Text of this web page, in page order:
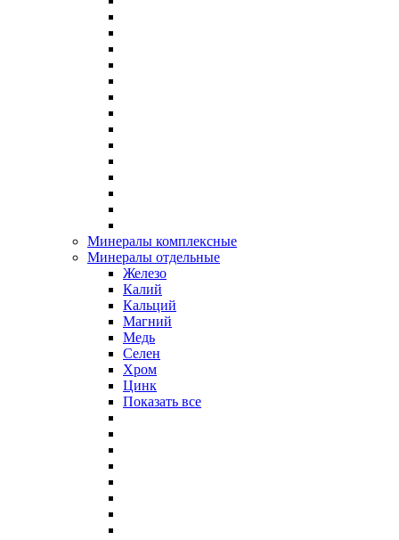
Минералы комплексные
Минералы отдельные
Железо
Калий
Кальций
Магний
Медь
Селен
Хром
Цинк
Показать все